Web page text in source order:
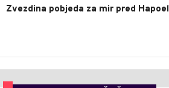
Zvezdina pobjeda za mir pred Hapoel